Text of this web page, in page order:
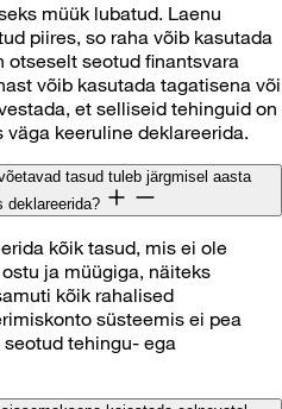
müük lubatud. Laenu
piires, so raha võib kasutada
otseselt seotud finantsvara
võib kasutada tagatisena või
et selliseid tehinguid on
keeruline deklareerida.
tasud tuleb järgmisel aasta
deklareerida?
kõik tasud, mis ei ole
ja müügiga, näiteks
kõik rahalised
süsteemis ei pea
tehingu- ega